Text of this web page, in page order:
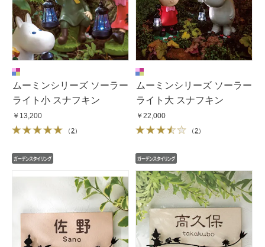
ムーミンシリーズ ソーラー
ライト小 スナフキン
￥13,200
（2）
ムーミンシリーズ ソーラー
ライト大 スナフキン
￥22,000
（2）